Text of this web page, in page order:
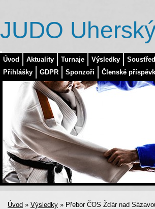
Úvod Aktuality Turnaje Výsledky
Přihlášky
GDPR Sponzoři Členské
JUDO
Úvod » Výsledky » Přebor ČOS Žďár nad